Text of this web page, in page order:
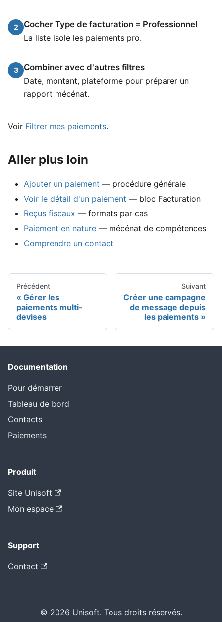
2
Cocher Type de facturation = Professionnel
La liste isole les paiements pro.
3
Combiner avec d'autres filtres
Date, montant, plateforme pour préparer un
rapport mécénat.
Voir Filtrer mes paiements.
Aller plus loin
Ajouter un paiement — procédure générale
Voir le détail d'un paiement — bloc Facturation
Reçus fiscaux — formats par cas
Paiement en nature — mécénat de compétences
Comprendre un contact
Précédent
Gérer les
paiements multi-
devises
Suivant
Créer une campagne
de message depuis
les paiements
Documentation
Pour démarrer
Tableau de bord
Contacts
Paiements
Produit
Site Unisoft
Mon espace
Support
Contact
© 2026 Unisoft. Tous droits réservés.